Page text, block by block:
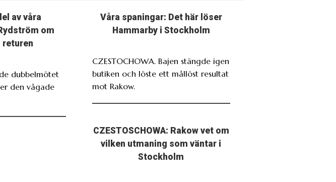
av våra
om
returen
dubbelmötet
den vågade
Våra spaningar: Det här löser
Hammarby i Stockholm
CZESTOCHOWA. Bajen stängde igen
butiken och löste ett mållöst resultat
mot Rakow.
CZESTOSCHOWA: Rakow vet om
vilken utmaning som väntar i
Stockholm